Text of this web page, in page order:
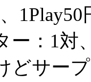
1Play50
ー：1対
どサー